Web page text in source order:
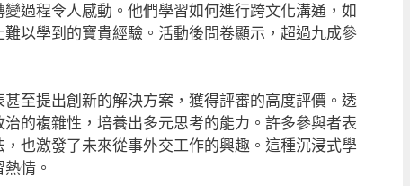
過程令人感動。他們學習如何進行跨文化溝通，如
以學到的寶貴經驗。活動後問卷顯示，超過九成參
至提出創新的解決方案，獲得評審的高度評價。透
的複雜性，培養出多元思考的能力。許多參與者表
也激發了未來從事外交工作的興趣。這種沉浸式學
情。